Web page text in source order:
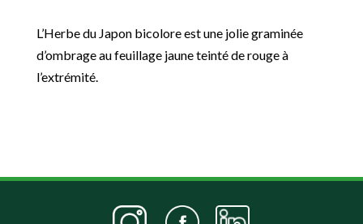
L’Herbe du Japon bicolore est une jolie graminée
d’ombrage au feuillage jaune teinté de rouge à
l’extrémité.